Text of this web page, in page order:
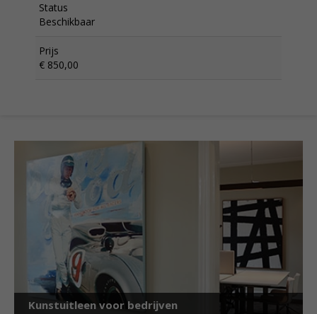
Status
Beschikbaar
Prijs
€ 850,00
Kunstuitleen voor bedrijven